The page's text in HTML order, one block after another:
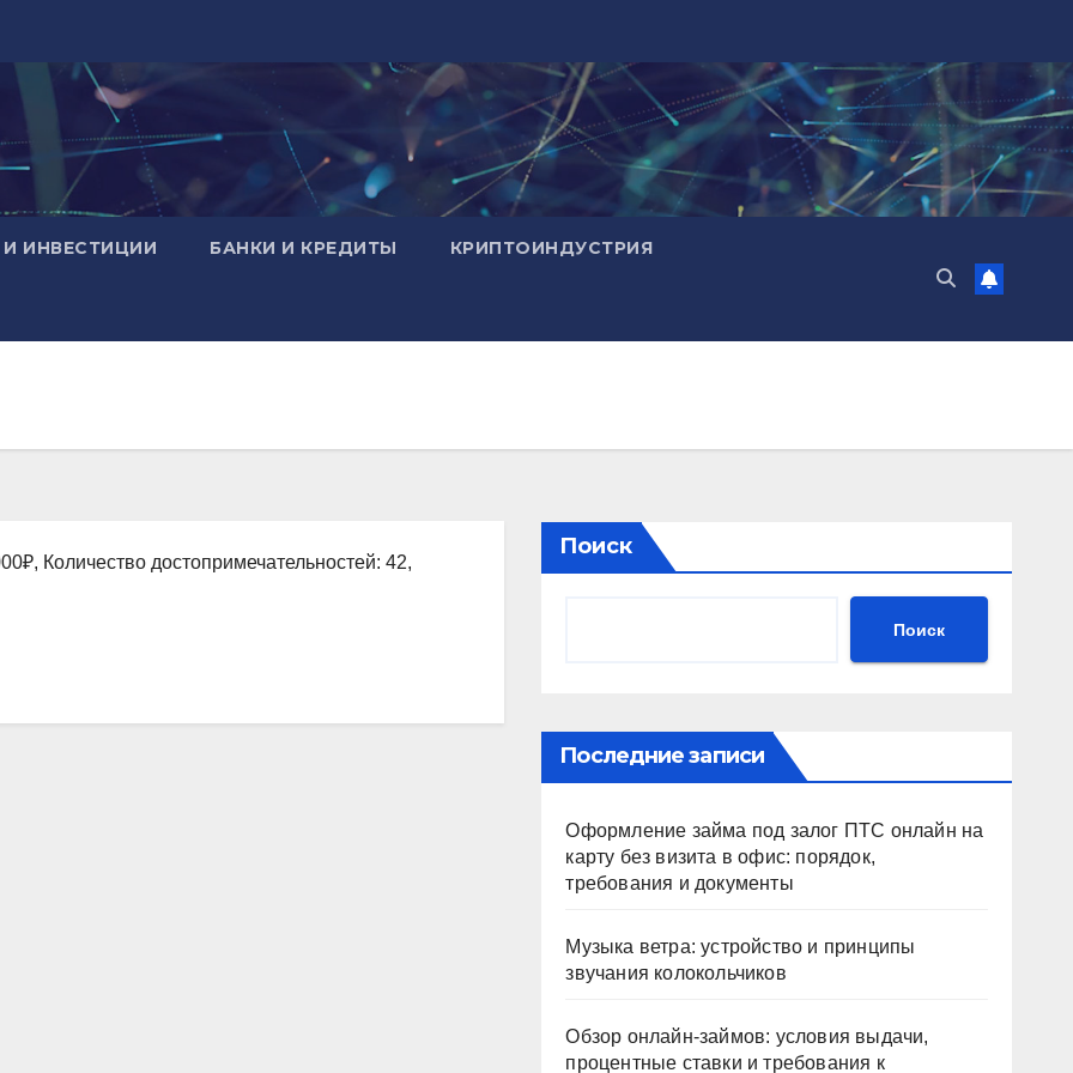
И ИНВЕСТИЦИИ БАНКИ И КРЕДИТЫ КРИПТОИНДУСТРИЯ
Количество достопримечательностей: 42,
Поиск
Поиск
Последние записи
Оформление займа под залог ПТС онлайн на
карту без визита в офис: порядок,
требования и документы
Музыка ветра: устройство и принципы
звучания колокольчиков
Обзор онлайн-займов: условия выдачи,
процентные ставки и требования к